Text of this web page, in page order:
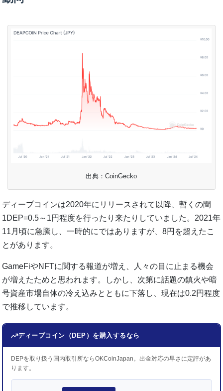
出典：CoinGecko
ディープコインは2020年にリリースされて以降、暫くの間
1DEP=0.5～1円程度を行ったり来たりしていました。2021年
11月頃に急騰し、一時的にではありますが、8円を超えたこ
とがあります。
GameFiやNFTに関する報道が増え、人々の目に止まる機会
が増えたためと思われます。しかし、次第に話題の鎮火や暗
号資産市場自体の冷え込みとともに下落し、現在は0.2円程度
で推移しています。
ディープコイン（DEP）を購入するなら
DEPを取り扱う国内取引所ならOKCoinJapan。出金対応の早さに定評があ
ります。